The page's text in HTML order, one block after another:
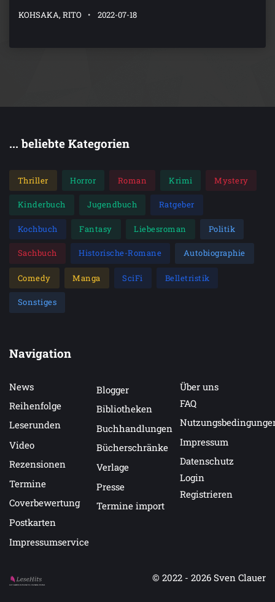
KOHSAKA, RITO 2022-07-18
... beliebte Kategorien
Thriller Horror Roman Krimi Mystery
Kinderbuch Jugendbuch Ratgeber
Kochbuch Fantasy Liebesroman Politik
Sachbuch Historische-Romane Autobiographie
Comedy Manga SciFi Belletristik
Sonstiges
Navigation
News
Reihenfolge
Leserunden
Video
Rezensionen
Termine
Coverbewertung
Postkarten
Impressumservice
Blogger
Bibliotheken
Buchhandlungen
Bücherschränke
Verlage
Presse
Termine import
Über uns
FAQ
Impressum
Datenschutz
Login
Registrieren
Auf LeseHits.de findest Du die besten Bücher.
© 2022 - 2026 Sven Clauer